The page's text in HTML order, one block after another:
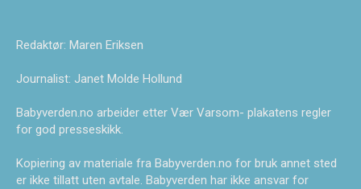
Redaktør: Maren Eriksen
Journalist: Janet Molde Hollund
Babyverden.no arbeider etter Vær Varsom- plakatens regler
for god presseskikk.
Kopiering av materiale fra Babyverden.no for bruk annet sted
er ikke tillatt uten avtale. Babyverden har ikke ansvar for